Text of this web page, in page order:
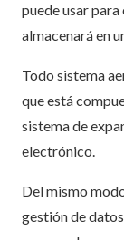
puede usar para
almacenará en
Todo sistema
que está
sistema de
electrónico.
Del mismo
gestión de